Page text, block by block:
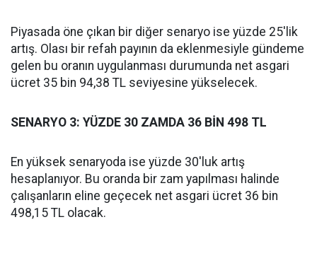
Piyasada öne çıkan bir diğer senaryo ise yüzde 25'lik
artış. Olası bir refah payının da eklenmesiyle gündeme
gelen bu oranın uygulanması durumunda net asgari
ücret 35 bin 94,38 TL seviyesine yükselecek.
SENARYO 3: YÜZDE 30 ZAMDA 36 BİN 498 TL
En yüksek senaryoda ise yüzde 30'luk artış
hesaplanıyor. Bu oranda bir zam yapılması halinde
çalışanların eline geçecek net asgari ücret 36 bin
498,15 TL olacak.